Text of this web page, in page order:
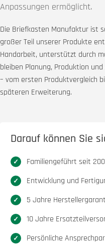
Anpassungen ermöglicht.
Die Briefkasten Manufaktur ist
großer Teil unserer Produkte
Handarbeit, unterstützt durch
bleiben Planung, Produktion
– vom ersten Produktvergleich
späteren Erweiterung.
Darauf können Sie
Familiengeführt seit
Entwicklung und
5 Jahre
10 Jahre
Persönliche